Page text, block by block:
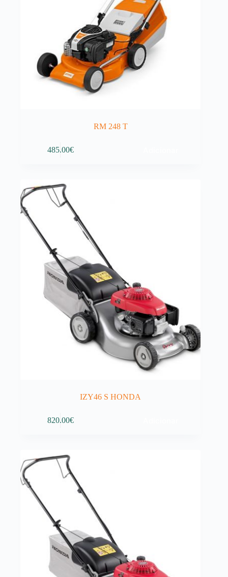
RM 248 T
485.00€
IZY46 S HONDA
820.00€